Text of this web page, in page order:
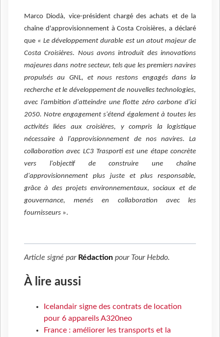
Marco Diodà, vice-président chargé des achats et de la
chaîne d'approvisionnement à Costa Croisières, a déclaré
que « Le développement durable est un atout majeur de
Costa Croisières. Nous avons introduit des innovations
majeures dans notre secteur, tels que les premiers navires
propulsés au GNL, et nous restons engagés dans la
recherche et le développement de nouvelles technologies,
avec l'ambition d'atteindre une flotte zéro carbone d'ici
2050. Notre engagement s'étend également à toutes les
activités liées aux croisières, y compris la logistique
nécessaire à l'approvisionnement de nos navires. La
collaboration avec LC3 Trasporti est une étape concrète
vers l'objectif de construire une chaîne
d'approvisionnement plus juste et plus responsable,
grâce à des projets environnementaux, sociaux et de
gouvernance, menés en collaboration avec les
fournisseurs ».
Article signé par Rédaction pour Tour Hebdo.
À lire aussi
Icelandair signe des contrats de location
pour 6 appareils A320neo
France : améliorer les transports et la